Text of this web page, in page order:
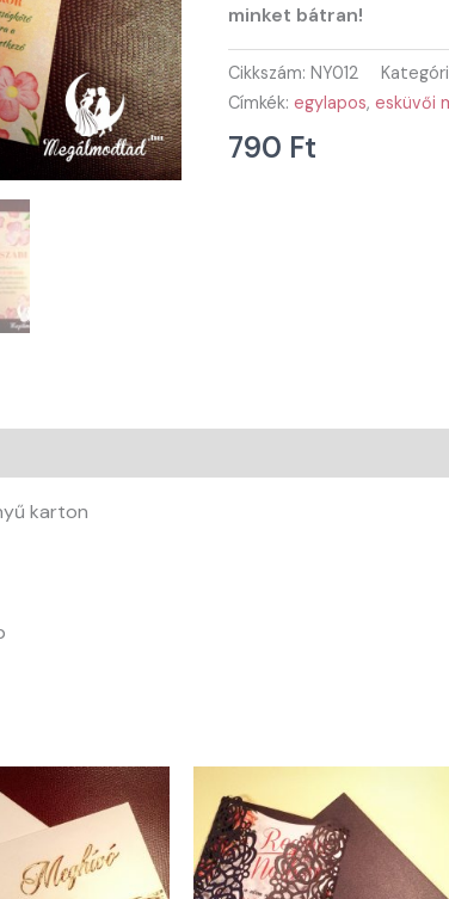
minket bátran!
Cikkszám: NY012
Címkék:egylapos,esküvői
790 Ft
karton